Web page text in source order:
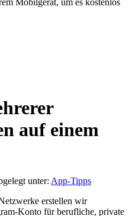
Mobilgerät, um es kostenlos
auf einem
unter: App-Tipps
erstellen wir
Konto für berufliche, private